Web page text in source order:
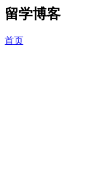
留学博客
首页